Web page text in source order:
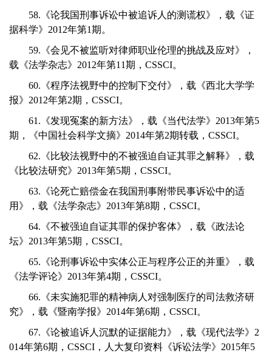
58.《论我国刑事诉讼中被追诉人的测谎权》，载《证
据科学》2012年第1期。
59.《会见不被监听对律师职业伦理的挑战及应对》，
载《法学杂志》2012年第11期，CSSCI。
60.《程序法视野中的控制下交付》，载《西北大学学
报》2012年第2期，CSSCI。
61.《发现冤案的新方法》，载《当代法学》2013年第5
期，《中国社会科学文摘》2014年第2期转载，CSSCI。
62.《比较法视野中的不被强迫自证其罪之解释》，载
《比较法研究》2013年第5期，CSSCI。
63.《论死亡赔偿金在我国刑事附带民事诉讼中的适
用》，载《法学杂志》2013年第8期，CSSCI。
64.《不被强迫自证其罪的保护客体》，载《政法论
坛》2013年第5期，CSSCI。
65.《论刑事诉讼中实体公正与程序公正的并重》，载
《法学评论》2013年第4期，CSSCI。
66.《未实施犯罪的精神病人对强制医疗的司法救济研
究》，载《暨南学报》2014年第6期，CSSCI。
67.《论被追诉人沉默的证据能力》，载《现代法学》2
014年第6期，CSSCI，人大复印资料《诉讼法学》2015年5